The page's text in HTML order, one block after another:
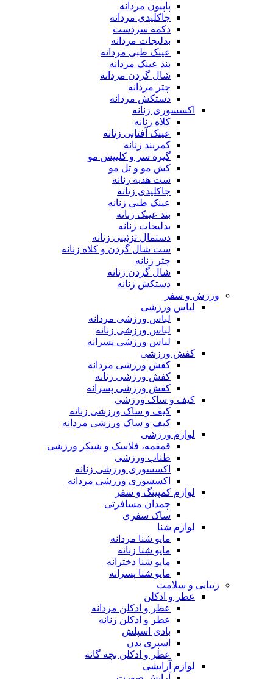
پاپیون مردانه
جاکلیدی مردانه
دکمه سردست
بدلیجات مردانه
عینک طبی مردانه
بند عینک مردانه
شال گردن مردانه
چتر مردانه
دستکش مردانه
اکسسوری زنانه
کلاه زنانه
عینک آفتابی زنانه
کمربند زنانه
گیره سر و کلیپس مو
کش مو و تل مو
ست هدیه زنانه
جاکلیدی زنانه
عینک طبی زنانه
بند عینک زنانه
بدلیجات زنانه
دستمال تزئینی زنانه
ست شال گردن و کلاه زنانه
چتر زنانه
شال گردن زنانه
دستکش زنانه
ورزش و سفر
لباس ورزشی
لباس ورزشی مردانه
لباس ورزشی زنانه
لباس ورزشی پسرانه
کفش ورزشی
کفش ورزشی مردانه
کفش ورزشی زنانه
کفش ورزشی پسرانه
کیف و ساک ورزشی
کیف و ساک ورزشی زنانه
کیف و ساک ورزشی مردانه
لوازم ورزشی
قمقمه، فلاسک و شیکر ورزشی
طناب ورزشی
اکسسوری ورزشی زنانه
اکسسوری ورزشی مردانه
لوازم کمپینگ و سفر
چمدان مسافرتی
ساک سفری
لوازم شنا
مایو شنا مردانه
مایو شنا زنانه
مایو شنا دخترانه
مایو شنا پسرانه
زیبایی و سلامت
عطر و ادکلن
عطر و ادکلن مردانه
عطر و ادکلن زنانه
بادی اسپلش
اسپری بدن
عطر و ادکلن بچه گانه
لوازم آرایشی